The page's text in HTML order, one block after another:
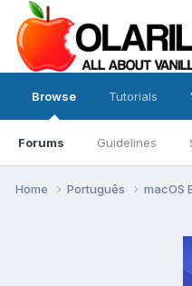
Browse
Forums Guidelines
Tutorials
Home Português macOS